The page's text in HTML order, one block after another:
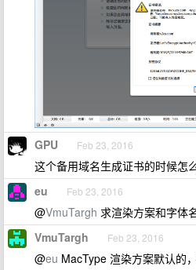
GPU Feb 23, 2016
这个备用域名生成证书的时候怎
eu Feb 23, 2016
@VmuTargh 求渲染方案和字体
VmuTargh Feb 23, 2016
@eu MacType 渲染方案默认的